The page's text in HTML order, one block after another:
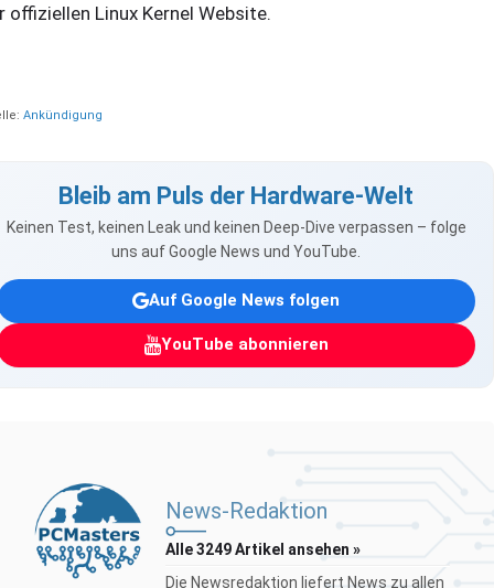
offiziellen Linux Kernel Website.
Ankündigung
Bleib am Puls der Hardware-Welt
Keinen Test, keinen Leak und keinen Deep-Dive verpassen – folge
uns auf Google News und YouTube.
Auf Google News folgen
YouTube abonnieren
News-Redaktion
Alle 3249 Artikel ansehen »
Die Newsredaktion liefert News zu allen